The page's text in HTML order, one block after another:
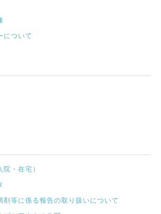
について
・在宅）
剤等に係る報告の取り扱いについて